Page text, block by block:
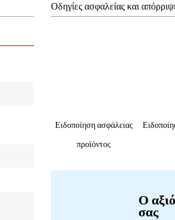
Οδηγίες ασφαλείας και
Ειδοποίηση ασφάλειας
προϊόντος
Ο
σας